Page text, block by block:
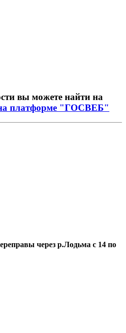
вы можете найти на
платформе "ГОСВЕБ"
через р.Лодьма с 14 по